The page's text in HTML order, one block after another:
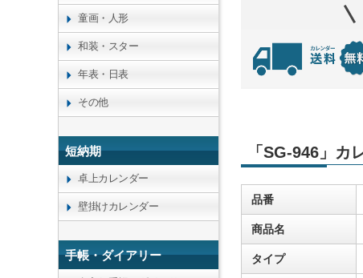
「SG-946」カ
品番
商品名
タイプ
童画・人形
和装・スター
年表・日表
その他
短納期
卓上カレンダー
壁掛けカレンダー
手帳・ダイアリー